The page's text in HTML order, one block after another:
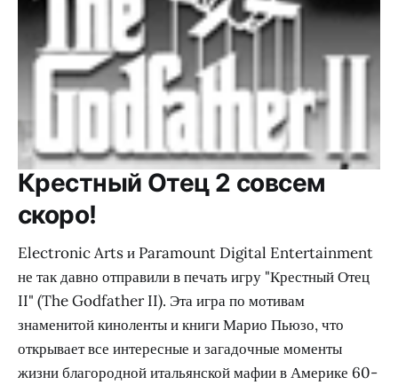
Крестный Отец 2 совсем
скоро!
Electronic Arts и Paramount Digital Entertainment
не так давно отправили в печать игру "Крестный Отец
II" (The Godfather II). Эта игра по мотивам
знаменитой киноленты и книги Марио Пьюзо, что
открывает все интересные и загадочные моменты
жизни благородной итальянской мафии в Америке 60-